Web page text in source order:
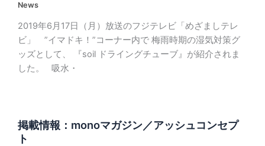
News
2019年6月17日（月）放送のフジテレビ「めざましテレ
ビ」 ”イマドキ！”コーナー内で 梅雨時期の湿気対策グ
ッズとして、 『soil ドライングチューブ』が紹介されま
した。 吸水・
掲載情報：monoマガジン／アッシュコンセプ
ト